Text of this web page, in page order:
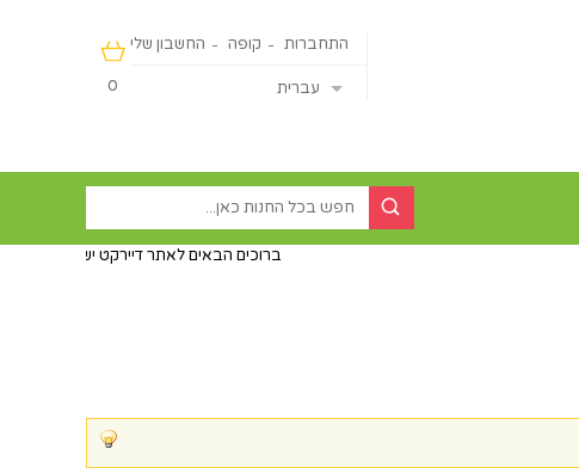
0
החשבון שלי קופה התחברות
עברית
ברוכים הבאים לאתר דיירקט ישראליין - מכירה